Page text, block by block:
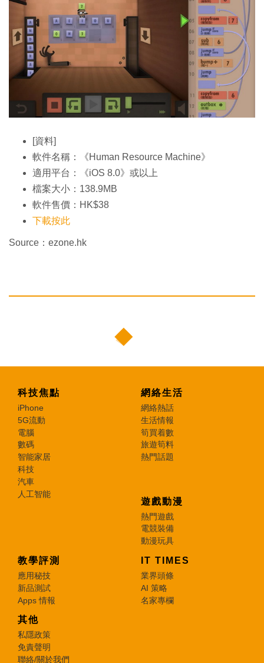
[資料]
軟件名稱：《Human Resource Machine》
適用平台：《iOS 8.0》或以上
檔案大小：138.9MB
軟件售價：HK$38
下載按此
Source：ezone.hk
科技焦點
iPhone
5G流動
電腦
數碼
智能家居
科技
汽車
人工智能
網絡生活
網絡熱話
生活情報
筍買着數
旅遊筍料
熱門話題
遊戲動漫
熱門遊戲
電競裝備
動漫玩具
教學評測
應用秘技
新品測試
Apps 情報
IT TIMES
業界頭條
AI 策略
名家專欄
其他
私隱政策
免責聲明
聯絡/關於我們